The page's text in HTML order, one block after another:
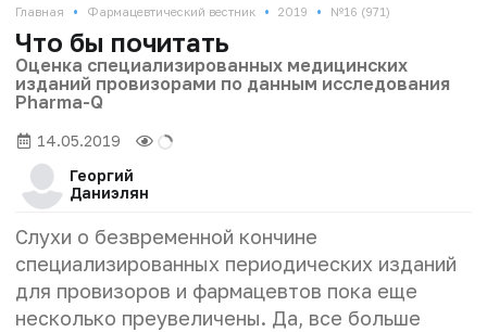
Главная • Фармацевтический вестник • 2019 • №16 (971)
Что бы почитать
Оценка специализированных медицинских
изданий провизорами по данным исследования
Pharma-Q
14.05.2019
Георгий
Даниэлян
Слухи о безвременной кончине
специализированных периодических изданий
для провизоров и фармацевтов пока еще
несколько преувеличены. Да, все больше